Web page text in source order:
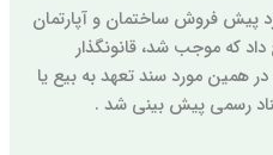
پیش فروش ساختمان و آپارتمان
که موجب شد، قانونگذار
همین مورد سند تعهد به بیع یا
رسمی پیش بینی شد .